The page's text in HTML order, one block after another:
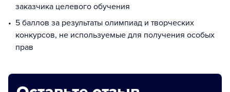
заказчика целевого обучения
5 баллов за результаты олимпиад и творческих
конкурсов, не используемые для получения особых
прав